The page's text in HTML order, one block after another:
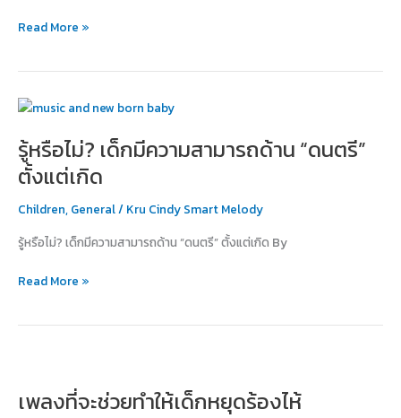
ไฟ
เป็น
ให้
ลูก
Read More »
รู้หรือไม่? เด็กมีความสามารถด้าน “ดนตรี”
ตั้งแต่เกิด
Children, General/ Kru Cindy Smart Melody
รู้หรือไม่? เด็กมีความสามารถด้าน “ดนตรี” ตั้งแต่เกิด By
รู้
ไม่?
เด็ก
มี
ความ
ด้าน
ตั้งแต่
Read More »
เพลงที่จะช่วยทำให้เด็กหยุดร้องไห้
จะ